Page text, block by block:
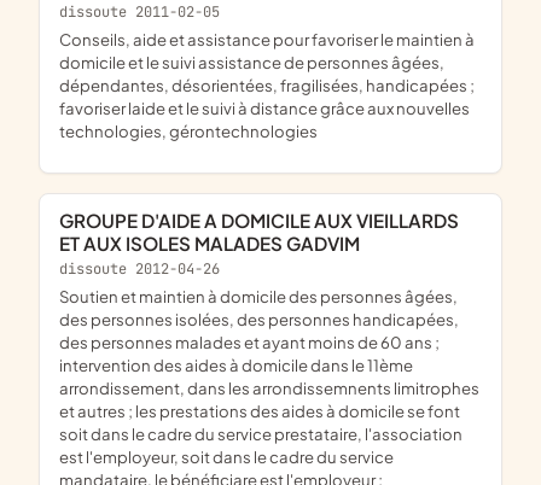
dissoute 2011-02-05
conseils, aide et assistance pour favoriser le maintien à
domicile et le suivi assistance de personnes âgées,
dépendantes, désorientées, fragilisées, handicapées ;
favoriser laide et le suivi à distance grâce aux nouvelles
technologies, gérontechnologies
GROUPE D'AIDE A DOMICILE AUX VIEILLARDS
ET AUX ISOLES MALADES GADVIM
dissoute 2012-04-26
soutien et maintien à domicile des personnes âgées,
des personnes isolées, des personnes handicapées,
des personnes malades et ayant moins de 60 ans ;
intervention des aides à domicile dans le 11ème
arrondissement, dans les arrondissemnents limitrophes
et autres ; les prestations des aides à domicile se font
soit dans le cadre du service prestataire, l'association
est l'employeur, soit dans le cadre du service
mandataire, le bénéficiare est l'employeur ;